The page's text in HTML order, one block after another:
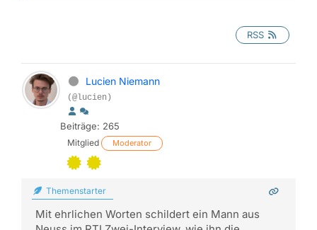
RSS
Lucien Niemann
(@lucien)
Beiträge: 265
Mitglied Moderator
Themenstarter
Mit ehrlichen Worten schildert ein Mann aus